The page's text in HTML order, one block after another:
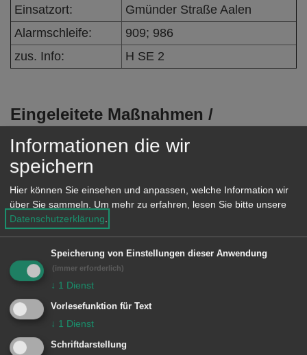
Einsatzort:
Gmünder Straße Aalen
Alarmschleife:
909; 986
zus. Info:
H SE 2
Eingeleitete Maßnahmen /
Einsatzverlauf:
Person war vor Eintreffen der
Feuerwehr befreit.
Besondere Vorkommnisse:
Einheiten Feuerwehr Aalen:
Zugführer vom Dienst
1 Aalen
Informationen die wir
speichern
Hier können Sie einsehen und anpassen, welche Information wir
über Sie sammeln. Um mehr zu erfahren, lesen Sie bitte unsere
Datenschutzerklärung.
Speicherung von Einstellungen dieser Anwendung
(immer erforderlich)
↓ 1 Dienst
Vorlesefunktion für Text
↓ 1 Dienst
Schriftdarstellung